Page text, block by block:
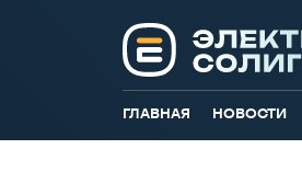
ГЛАВНАЯ НОВОСТИ